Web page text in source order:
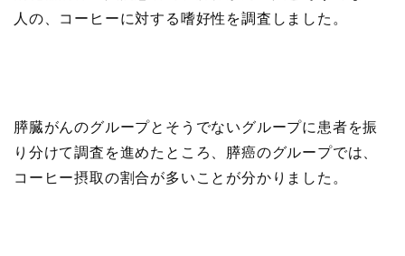
人の、コーヒーに対する嗜好性を調査しました。
膵臓がんのグループとそうでないグループに患者を振
り分けて調査を進めたところ、膵癌のグループでは、
コーヒー摂取の割合が多いことが分かりました。